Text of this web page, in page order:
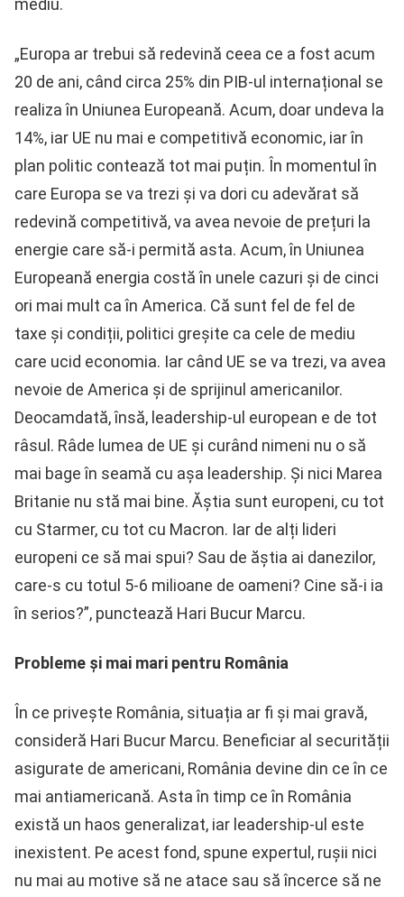
mediu.
„Europa ar trebui să redevină ceea ce a fost acum
20 de ani, când circa 25% din PIB-ul internațional se
realiza în Uniunea Europeană. Acum, doar undeva la
14%, iar UE nu mai e competitivă economic, iar în
plan politic contează tot mai puțin. În momentul în
care Europa se va trezi și va dori cu adevărat să
redevină competitivă, va avea nevoie de prețuri la
energie care să-i permită asta. Acum, în Uniunea
Europeană energia costă în unele cazuri și de cinci
ori mai mult ca în America. Că sunt fel de fel de
taxe și condiții, politici greșite ca cele de mediu
care ucid economia. Iar când UE se va trezi, va avea
nevoie de America și de sprijinul americanilor.
Deocamdată, însă, leadership-ul european e de tot
râsul. Râde lumea de UE și curând nimeni nu o să
mai bage în seamă cu așa leadership. Și nici Marea
Britanie nu stă mai bine. Ăștia sunt europeni, cu tot
cu Starmer, cu tot cu Macron. Iar de alți lideri
europeni ce să mai spui? Sau de ăștia ai danezilor,
care-s cu totul 5-6 milioane de oameni? Cine să-i ia
în serios?”, punctează Hari Bucur Marcu.
Probleme și mai mari pentru România
În ce privește România, situația ar fi și mai gravă,
consideră Hari Bucur Marcu. Beneficiar al securității
asigurate de americani, România devine din ce în ce
mai antiamericană. Asta în timp ce în România
există un haos generalizat, iar leadership-ul este
inexistent. Pe acest fond, spune expertul, rușii nici
nu mai au motive să ne atace sau să încerce să ne